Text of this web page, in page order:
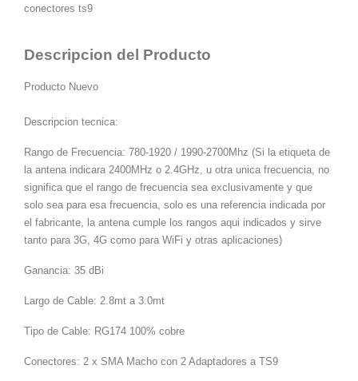
conectores ts9
Descripcion del Producto
Producto Nuevo
Descripcion tecnica:
Rango de Frecuencia: 780-1920 / 1990-2700Mhz (Si la etiqueta de
la antena indicara 2400MHz o 2.4GHz, u otra unica frecuencia, no
significa que el rango de frecuencia sea exclusivamente y que
solo sea para esa frecuencia, solo es una referencia indicada por
el fabricante, la antena cumple los rangos aqui indicados y sirve
tanto para 3G, 4G como para WiFi y otras aplicaciones)
Ganancia: 35 dBi
Largo de Cable: 2.8mt a 3.0mt
Tipo de Cable: RG174 100% cobre
Conectores: 2 x SMA Macho con 2 Adaptadores a TS9